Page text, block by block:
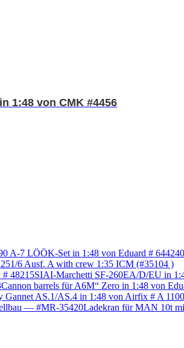
1:48 von CMK #4456
A-7 LÖÖK-Set in 1:48 von Eduard # 644240
6 Ausf. A with crew 1:35 ICM (#35104 )
SIAI-Marchetti SF-260EA/D/EU in
Cannon barrels für A6M“ Zero in 1:48 von
Gannet AS.1/AS.4 in 1:48 von Airfix # A
Ladekran für MAN 10t